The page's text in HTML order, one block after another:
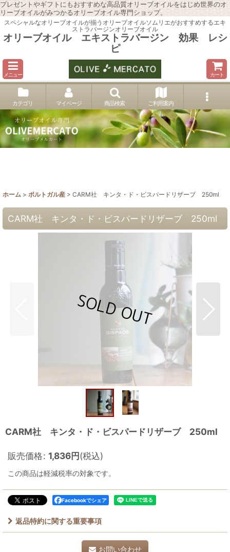
プレゼントやギフトにもおすすめな高品質オリーブオイルをはじめ世界のオ
リーブオイルがみつかるオリーブオイル専門ショップ。
スペシャルなオリーブオイルが揃うオリーブオイルソムリエがおすすめするエキ
ストラバージンオリーブオイル
オリーブオイル エキストラバージン 効果 レシ
ピ
メニュー カート
カテゴリ マイページ 商品検索 ご利用案内
ホーム > ポルトガル産 > CARM社 キンタ・ド・ビスパードリザーブ 250ml
CARM社 キンタ・ド・ビスパードリザーブ 250ml
CARM社 キンタ・ド・ビスパードリザーブ 250ml
販売価格: 1,836円(税込)
この商品は軽減税率の対象です。
Facebookでシェア
返品特約に関する重要事項
お問い合わせ